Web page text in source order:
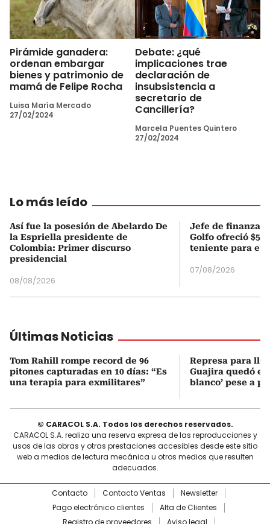
Pirámide ganadera:
ordenan embargar
bienes y patrimonio de
mamá de Felipe Rocha
Luisa María Mercado
27/02/2024
Debate: ¿qué
implicaciones trae
declaración de
insubsistencia a
secretario de
Cancillería?
Marcela Puentes Quintero
27/02/2024
Lo más leído
Así fue la posesión de Abelardo De
la Espriella presidente de
Colombia: Primer discurso
presidencial
08/08/2026
Jefe de finanzas
Golfo ofreció
teniente para
07/08/2026
Últimas Noticias
Tom Rahill rompe record de 96
pitones capturadas en 10 días: “Es
una terapia para exmilitares”
Represa para
Guajira quedó en
blanco’ pese a
© CARACOL S.A. Todos los derechos reservados.
CARACOL S.A. realiza una reserva expresa de las reproducciones y
usos de las obras y otras prestaciones accesibles desde este sitio
web a medios de lectura mecánica u otros medios que resulten
adecuados.
Contacto Contacto Ventas
Newsletter
Pago electrónico clientes
Alta de Clientes
Registro de proveedores
Aviso legal